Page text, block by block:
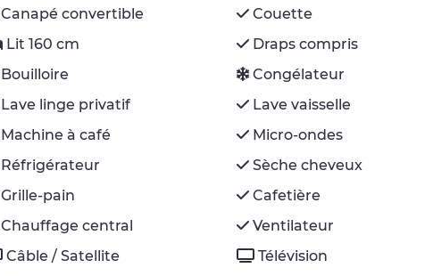
Canapé convertible
Couette
Lit 160 cm
Draps compris
Bouilloire
Congélateur
Lave linge privatif
Lave vaisselle
Machine à café
Micro-ondes
Réfrigérateur
Sèche cheveux
Grille-pain
Cafetière
Chauffage central
Ventilateur
Câble / Satellite
Télévision